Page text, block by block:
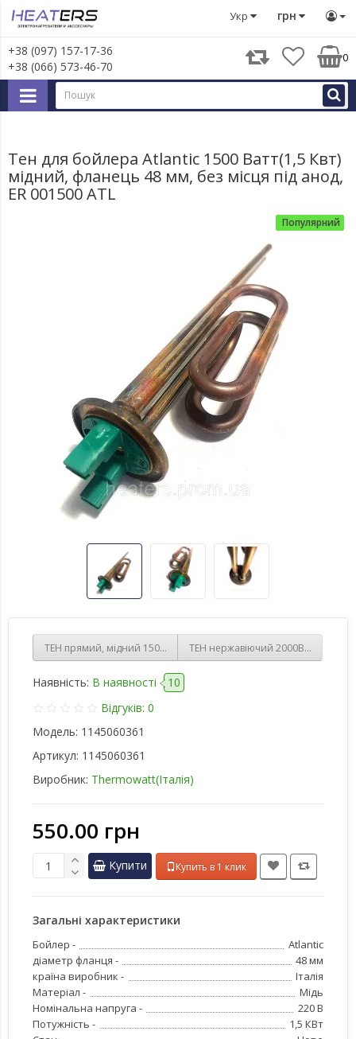
грн
Укр
+38 (097) 157-17-36
+38 (066) 573-46-70
0
Запчастини для великої побутової техніки Запчастини
Тен для бойлера Atlantic 1500 Ватт(1,5 Квт)
мідний, фланець 48 мм, без місця під анод,
ER 001500 ATL
Популярний
ТЕН прямий, мідний 1500 Ватт, різьблення 1¼ (42 мм)
ТЕН нержавіючий 2000Вт прямий
Наявність: В наявності
10
Відгуків: 0
Модель: 1145060361
Артикул: 1145060361
Виробник: Thermowatt(Італія)
550.00 грн
Купити Купить в 1 клик
Загальні характеристики
Бойлер -
Atlantic
діаметр фланця -
48 мм
країна виробник -
Італія
Матеріал -
Мідь
Номінальна напруга -
220 В
Потужність -
1,5 КВт